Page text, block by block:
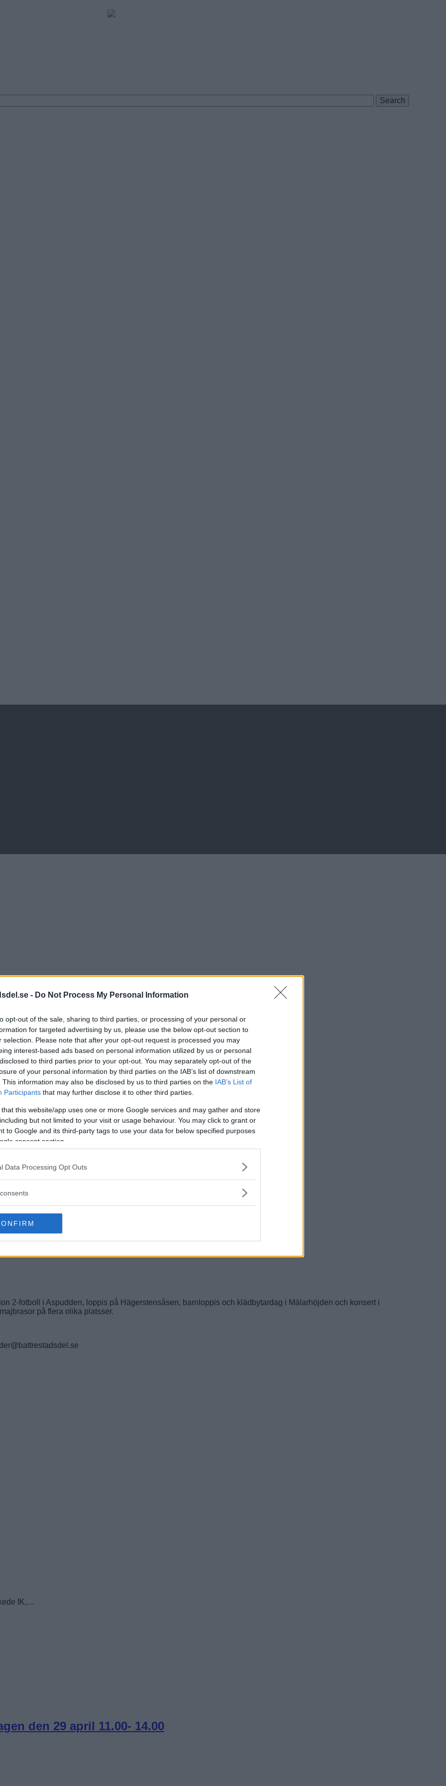
- Do Not Process My Personal Information
opt-out of the sale, sharing to third parties, or processing of your personal or
for targeted advertising by us, please use the below opt-out section to
selection. Please note that after your opt-out request is processed you may
interest-based ads based on personal information utilized by us or personal
to third parties prior to your opt-out. You may separately opt-out of the
of your personal information by third parties on the IAB’s list of downstream
This information may also be disclosed by us to third parties on the IAB’s List of
Participants that may further disclose it to other third parties.
that this website/app uses one or more Google services and may gather and store
but not limited to your visit or usage behaviour. You may click to grant or
to Google and its third-party tags to use your data for below specified purposes
consent section.
Data Processing Opt Outs
2-fotboll i Aspudden, loppis på Hägerstensåsen, barnloppis och klädbytardag i Mälarhöjden och konsert i
på flera olika platsser.
IK,…
den 29 april 11.00- 14.00